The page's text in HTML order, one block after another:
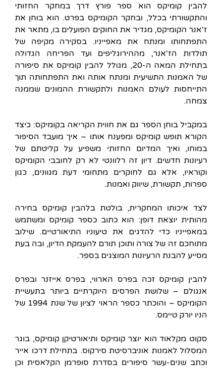
להבין קומיקס הוא ספר פורץ דרך במחקר החזותי
והתקשורתי בכלל, ובחקר הקומיקס בפרט. הוא בוחן את
ז'אנר הקומיקס, מגדיר את החוקים הפועלים בו, מתאר את
התפתחותו ומנתח את מאפייניו. בסקירה מקיפה של
תולדות הז'אנר, מההירוגליפים ועד הפריחה הגדולה
בתחילת המאה ה-20, מגולל להבין קומיקס את סיפורה
של האמנות התשיעית ומנתח אותה ואת התפתחותה תוך
התייחסות לעולם האמנות ולתקשורת ההמונים שממנה
צמחה.
במקביל בוחן הספר גם את חווית הקריאה בקומיקס: כיצד
הקורא תופש קומיקס ומפענח אותו – איך מועבד הסיפור
במוחו, ואיך המדיום החזותי משפיע על קליטתם של
רעיונות חדשים. דיון זה רלוונטי לא רק לחובבי הקומיקס
וקוראיו, אלא גם לחוקרים מתחומי דעת מגוונים, כגון
ספרות, תקשורת, שיווק ואמנות.
לצד איכותו המחקרית, בולטת בלהבין קומיקס בחירה
מהותית יוצאת דופן: הוא כתוב כספר קומיקס ומשתמש
במאפייניו כדי להדגים את טיעוניו התיאורטיים. שילוב
מתוחכם זה של צורה ותוכן תורם להעמקת הדיון, ובה בעת
מסייע להבנת הרעיונות המוצגים בספר.
להבין קומיקס זכה בפרס הארווי, בפרס אייזנר ובפרס
אנגולם – שלושת הפרסים היוקרתיים ביותר בתעשיית
הקומיקס – והוכתר כספר הראוי לציון של שנת 1994 של
הניו יורק טיימס.
סקוט מקלאוד הוא יוצר קומיקס ותיאורטיקן קומיקס, בוגר
המסלול לאמנות אוניברסיטת סירקוס. בתחילת דרכו אייר
וכתב שנים-עשר סיפורים בסדרת סופרמן הקלאסית וכן